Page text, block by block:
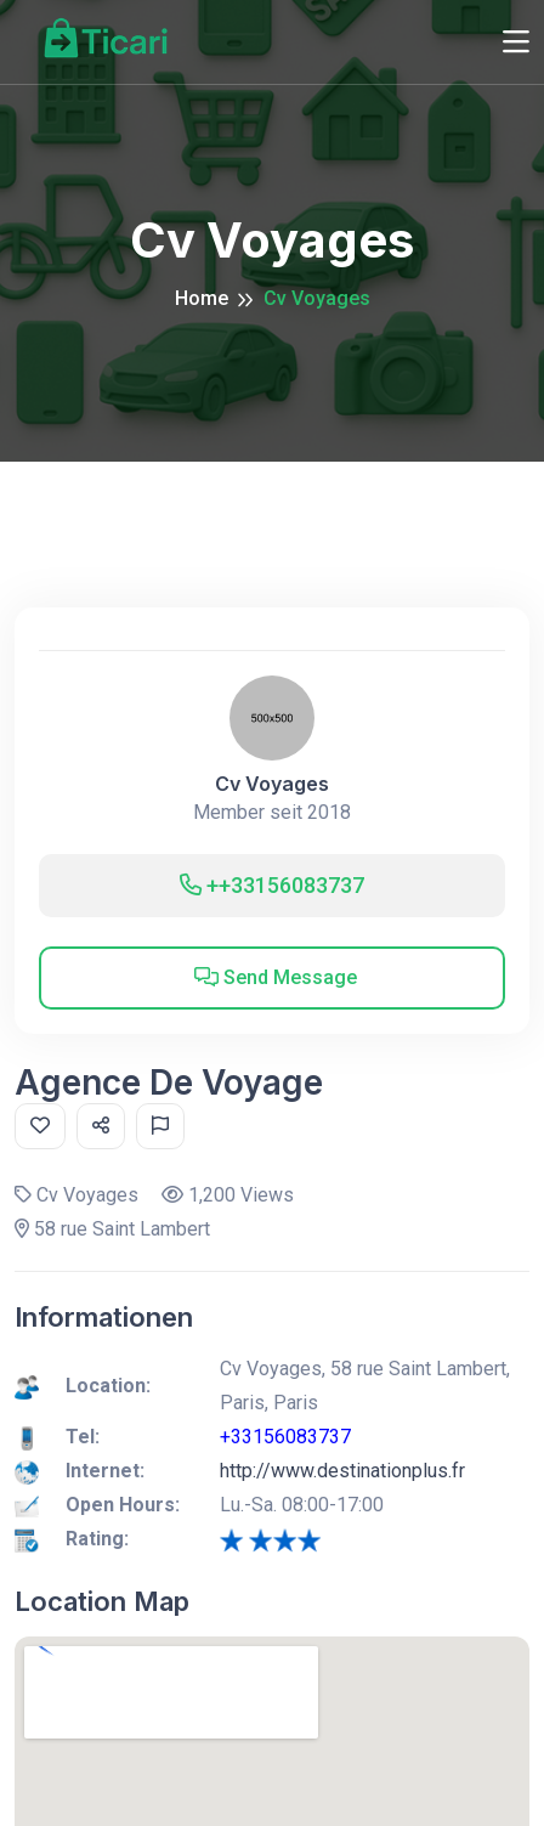
Cv Voyages
Home Cv Voyages
Cv Voyages
Member seit 2018
++33156083737
Send Message
Agence De Voyage
Cv Voyages
1,200 Views
58 rue Saint Lambert
Informationen
Location:
Cv Voyages, 58 rue Saint Lambert,
Paris, Paris
Tel:
+33156083737
Internet:
http://www.destinationplus.fr
Open Hours:
Lu.-Sa. 08:00-17:00
Rating:
Location Map